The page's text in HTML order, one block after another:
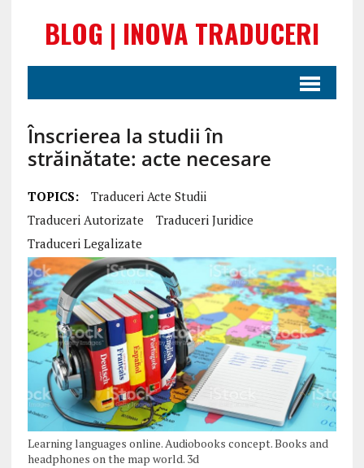
BLOG | INOVA TRADUCERI
Înscrierea la studii în
străinătate: acte necesare
TOPICS:
Traduceri Acte Studii
Traduceri Autorizate
Traduceri Juridice
Traduceri Legalizate
Learning languages online. Audiobooks concept. Books and
headphones on the map world. 3d